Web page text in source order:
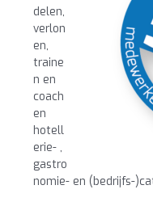
delen,
verlon
en,
traine
n en
coach
en
hotell
erie- ,
gastro
nomie- en (bedrijfs-